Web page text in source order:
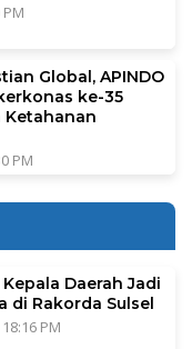
Global, APINDO
ke-35
Ketahanan
PM
Daerah Jadi
di Rakorda Sulsel
PM